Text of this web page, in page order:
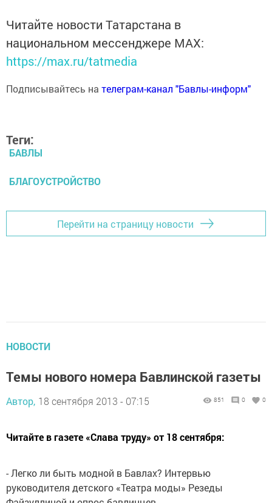
Читайте новости Татарстана в
национальном мессенджере MАХ:
https://max.ru/tatmedia
Подписывайтесь на телеграм-канал "Бавлы-информ"
Теги:
БАВЛЫ
БЛАГОУСТРОЙСТВО
Перейти на страницу новости
НОВОСТИ
Темы нового номера Бавлинской газеты
Автор, 18 сентября 2013 - 07:15 851 0 0
Читайте в газете «Слава труду» от 18 сентября:
- Легко ли быть модной в Бавлах? Интервью
руководителя детского «Театра моды» Резеды